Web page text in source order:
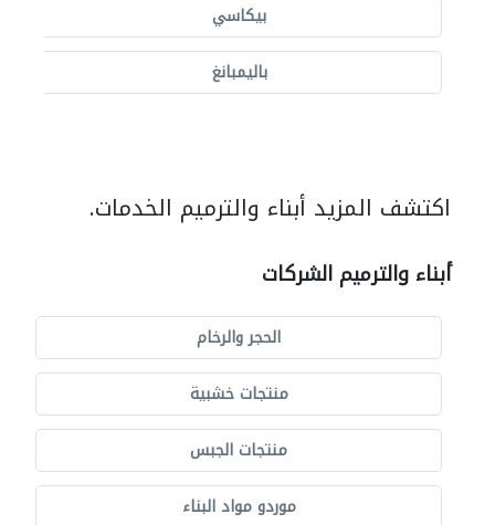
بيكاسي
باليمبانغ
اكتشف المزيد أبناء والترميم الخدمات.
أبناء والترميم الشركات
الحجر والرخام
منتجات خشبية
منتجات الجبس
موردو مواد البناء